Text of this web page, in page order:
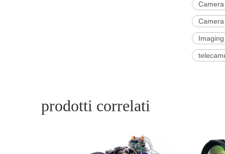
prodotti correlati